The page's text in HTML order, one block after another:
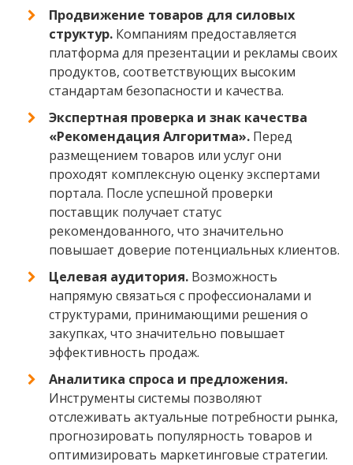
Продвижение товаров для силовых
структур. Компаниям предоставляется
платформа для презентации и рекламы своих
продуктов, соответствующих высоким
стандартам безопасности и качества.
Экспертная проверка и знак качества
«Рекомендация Алгоритма». Перед
размещением товаров или услуг они
проходят комплексную оценку экспертами
портала. После успешной проверки
поставщик получает статус
рекомендованного, что значительно
повышает доверие потенциальных клиентов.
Целевая аудитория. Возможность
напрямую связаться с профессионалами и
структурами, принимающими решения о
закупках, что значительно повышает
эффективность продаж.
Аналитика спроса и предложения.
Инструменты системы позволяют
отслеживать актуальные потребности рынка,
прогнозировать популярность товаров и
оптимизировать маркетинговые стратегии.